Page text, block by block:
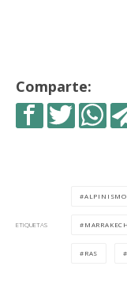
Comparte:
ETIQUETAS
ALPINISMO
MARRAKECH
RAS